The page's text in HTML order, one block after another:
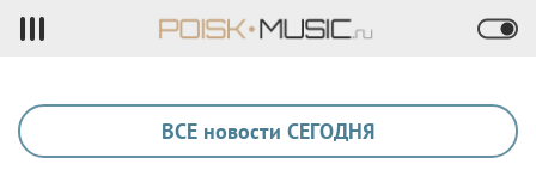
ВСЕ новости СЕГОДНЯ